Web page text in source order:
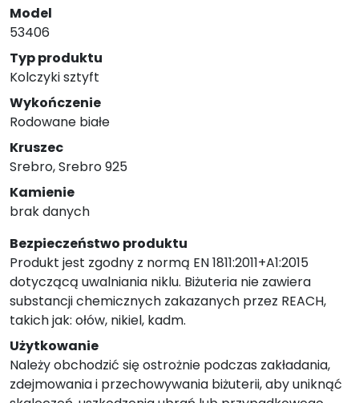
Model
53406
Typ produktu
Kolczyki sztyft
Wykończenie
Rodowane białe
Kruszec
Srebro, Srebro 925
Kamienie
brak danych
Bezpieczeństwo produktu
Produkt jest zgodny z normą EN 1811:2011+A1:2015
dotyczącą uwalniania niklu. Biżuteria nie zawiera
substancji chemicznych zakazanych przez REACH,
takich jak: ołów, nikiel, kadm.
Użytkowanie
Należy obchodzić się ostrożnie podczas zakładania,
zdejmowania i przechowywania biżuterii, aby uniknąć